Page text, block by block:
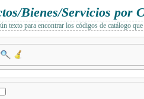
Bienes/Servicios por
texto para encontrar los códigos de catálogo